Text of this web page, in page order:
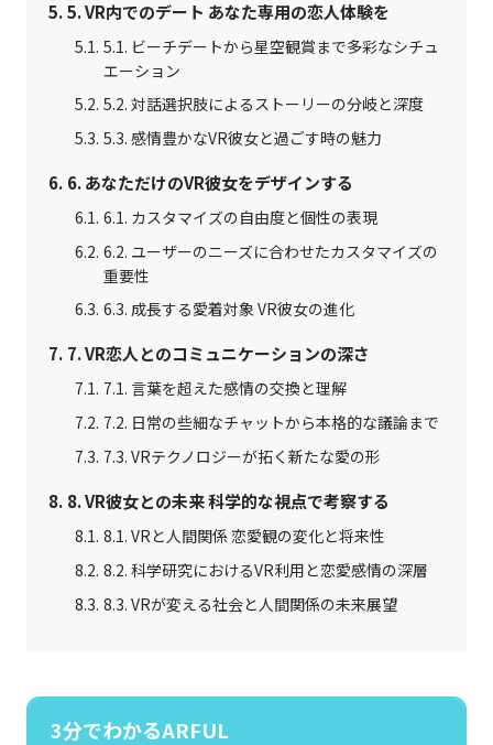
5. VR内でのデート あなた専用の恋人体験を
5.1. ビーチデートから星空観賞まで多彩なシチュ
エーション
5.2. 対話選択肢によるストーリーの分岐と深度
5.3. 感情豊かなVR彼女と過ごす時の魅力
6. あなただけのVR彼女をデザインする
6.1. カスタマイズの自由度と個性の表現
6.2. ユーザーのニーズに合わせたカスタマイズの
重要性
6.3. 成長する愛着対象 VR彼女の進化
7. VR恋人とのコミュニケーションの深さ
7.1. 言葉を超えた感情の交換と理解
7.2. 日常の些細なチャットから本格的な議論まで
7.3. VRテクノロジーが拓く新たな愛の形
8. VR彼女との未来 科学的な視点で考察する
8.1. VRと人間関係 恋愛観の変化と将来性
8.2. 科学研究におけるVR利用と恋愛感情の深層
8.3. VRが変える社会と人間関係の未来展望
3分でわかるARFUL